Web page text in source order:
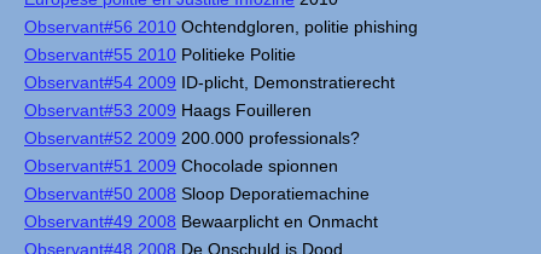
Observant#56 2010 Ochtendgloren, politie phishing
Observant#55 2010 Politieke Politie
Observant#54 2009 ID-plicht, Demonstratierecht
Observant#53 2009 Haags Fouilleren
Observant#52 2009 200.000 professionals?
Observant#51 2009 Chocolade spionnen
Observant#50 2008 Sloop Deporatiemachine
Observant#49 2008 Bewaarplicht en Onmacht
Observant#48 2008 De Onschuld is Dood